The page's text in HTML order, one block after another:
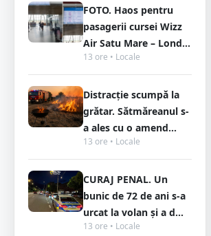
FOTO. Haos pentru
pasagerii cursei Wizz
Air Satu Mare – Lond...
13 ore • Locale
Distracție scumpă la
grătar. Sătmăreanul s-
a ales cu o amend...
13 ore • Locale
CURAJ PENAL. Un
bunic de 72 de ani s-a
urcat la volan și a d...
13 ore • Locale